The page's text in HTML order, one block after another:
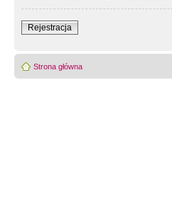
Rejestracja
Strona główna